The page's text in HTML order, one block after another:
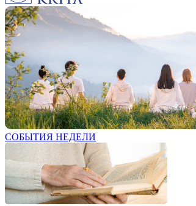
СОБЫТИЯ НЕДЕЛИ